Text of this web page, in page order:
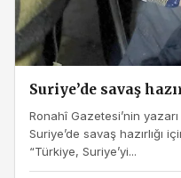
Suriye’de savaş
Ronahî Gazetesi’nin
Suriye’de savaş hazırlığı
“Türkiye, Suriye’yi...